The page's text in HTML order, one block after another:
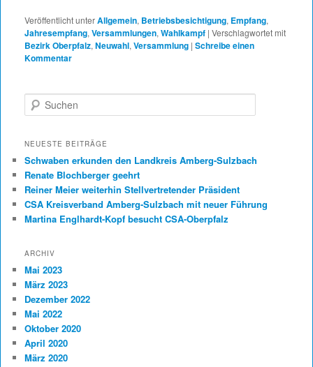
Veröffentlicht unterAllgemein, Betriebsbesichtigung, Empfang,
Jahresempfang, Versammlungen, Wahlkampf | Verschlagwortet mit
Bezirk Oberpfalz, Neuwahl, Versammlung | Schreibe einen
Kommentar
Suchen
NEUESTE BEITRÄGE
Schwaben erkunden den Landkreis Amberg-Sulzbach
Renate Blochberger geehrt
Reiner Meier weiterhin Stellvertretender Präsident
CSA Kreisverband Amberg-Sulzbach mit neuer Führung
Martina Englhardt-Kopf besucht CSA-Oberpfalz
ARCHIV
Mai 2023
März 2023
Dezember 2022
Mai 2022
Oktober 2020
April 2020
März 2020